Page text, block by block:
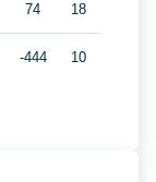
74 18
-444 10